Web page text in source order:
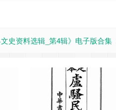
史资料选辑_第4辑》电子版合集